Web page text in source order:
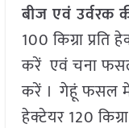
बीज एवं उर्वरक
100 किग्रा प्रति
करें एवं चना फसल
करें । गेहूं फसल में
हेक्टेयर 120